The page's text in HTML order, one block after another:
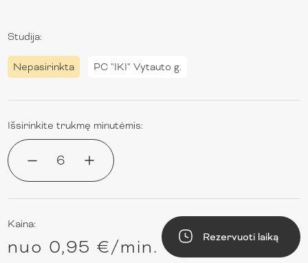
Studija:
Nepasirinkta PC "IKI" Vytauto g.
Išsirinkite trukmę minutėmis:
6
Kaina:
nuo 0,95 €/min. Rezervuoti laiką